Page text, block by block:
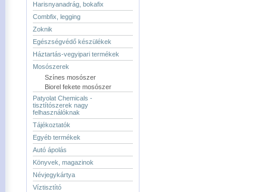
Harisnyanadrág, bokafix
Combfix, legging
Zoknik
Egészségvédő készülékek
Háztartás-vegyipari termékek
Mosószerek
Színes mosószer
Biorel fekete mosószer
Patyolat Chemicals -
tisztítószerek nagy
felhasználóknak
Tájékoztatók
Egyéb termékek
Autó ápolás
Könyvek, magazinok
Névjegykártya
Víztisztító